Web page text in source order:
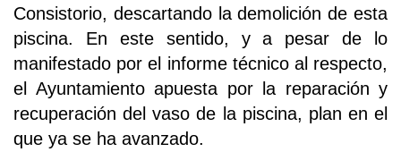
Consistorio, descartando la demolición de esta
piscina. En este sentido, y a pesar de lo
manifestado por el informe técnico al respecto,
el Ayuntamiento apuesta por la reparación y
recuperación del vaso de la piscina, plan en el
que ya se ha avanzado.